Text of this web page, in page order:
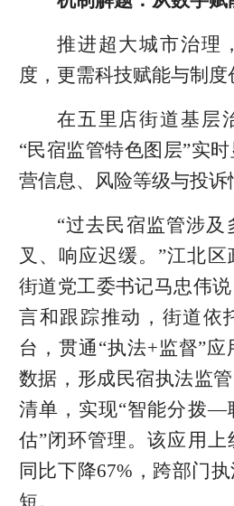
推进超大城市治理
度，更需科技赋能与制度
在五里店街道基层
“民宿监管特色图层”实
营信息、风险等级与投诉
“过去民宿监管涉
叉、响应迟缓。”江北
街道党工委书记马忠伟
言和跟踪推动，街道依
台，贯通“执法+监督”
数据，形成民宿执法监
清单，实现“智能分拨
估”闭环管理。该应用
同比下降67%，跨部门
短。